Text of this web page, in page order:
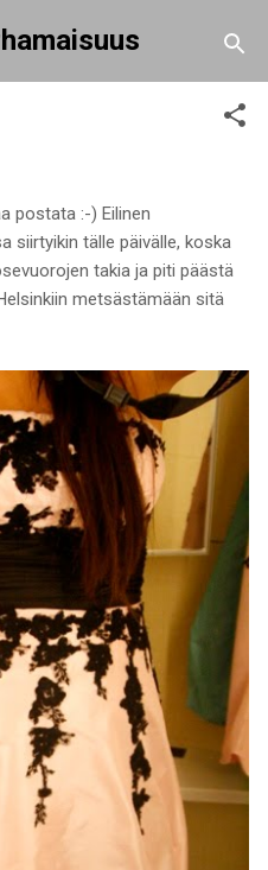
postata :-) Eilinen
siirtyikin tälle päivälle, koska
takia ja piti päästä
metsästämään sitä